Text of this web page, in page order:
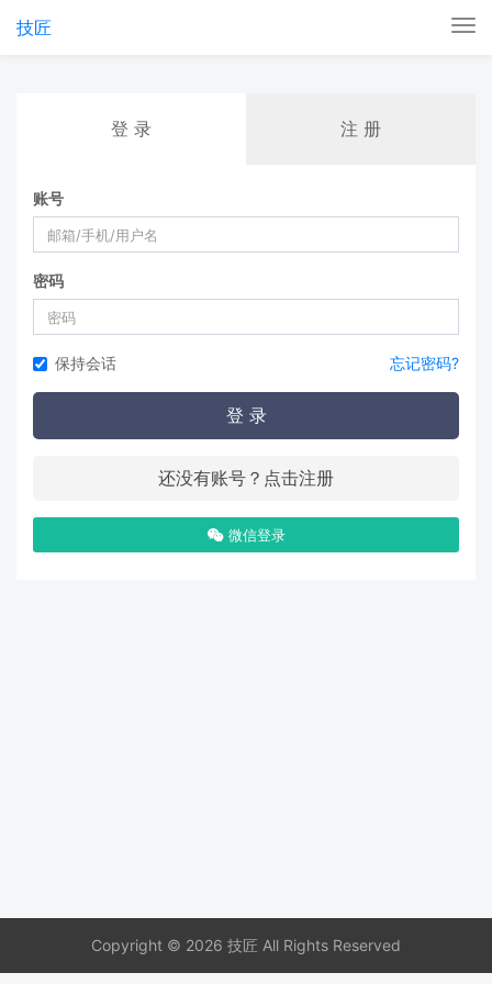
技匠
登 录 注 册
账号
密码
保持会话 忘记密码?
登 录
还没有账号？点击注册
微信登录
Copyright © 2026 技匠 All Rights Reserved